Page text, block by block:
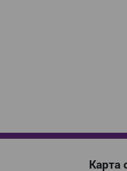
Карта